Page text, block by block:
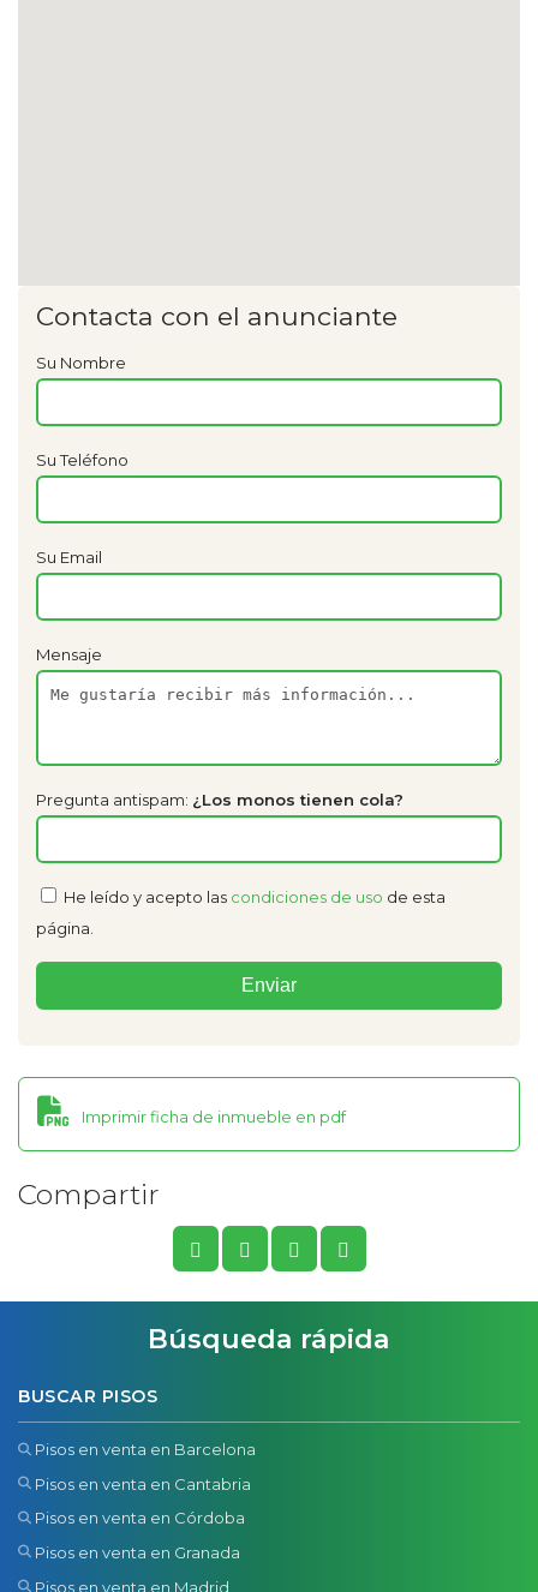
Contacta con el anunciante
Su Nombre
Su Teléfono
Su Email
Mensaje
Pregunta antispam: ¿Los monos tienen cola?
He leído y acepto las condiciones de uso de esta
página.
Imprimir ficha de inmueble en pdf
Compartir
Búsqueda rápida
BUSCAR PISOS
Pisos en venta en Barcelona
Pisos en venta en Cantabria
Pisos en venta en Córdoba
Pisos en venta en Granada
Pisos en venta en Madrid